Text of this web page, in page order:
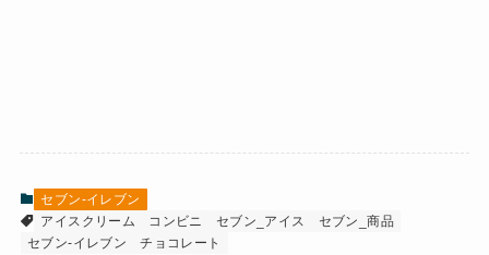
セブン-イレブン
アイスクリーム
コンビニ セブン_アイス
セブン_商品
セブン-イレブン
チョコレート